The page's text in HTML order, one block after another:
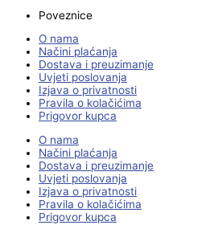
Poveznice
O nama
Načini plaćanja
Dostava i preuzimanje
Uvjeti poslovanja
Izjava o privatnosti
Pravila o kolačićima
Prigovor kupca
O nama
Načini plaćanja
Dostava i preuzimanje
Uvjeti poslovanja
Izjava o privatnosti
Pravila o kolačićima
Prigovor kupca